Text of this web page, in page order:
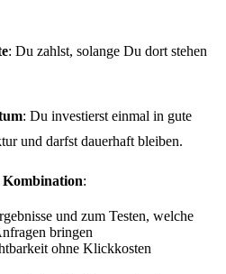
: Du zahlst, solange Du dort stehen
: Du investierst einmal in gute
und darfst dauerhaft bleiben.
Kombination:
und zum Testen, welche
bringen
ohne Klickkosten